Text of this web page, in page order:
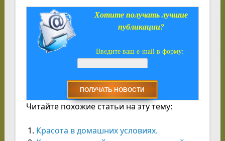
Хотите получать лучшие
публикации?
Введите ваш e-mail в форму:
Читайте похожие статьи на эту тему:
Красота в домашних условиях.